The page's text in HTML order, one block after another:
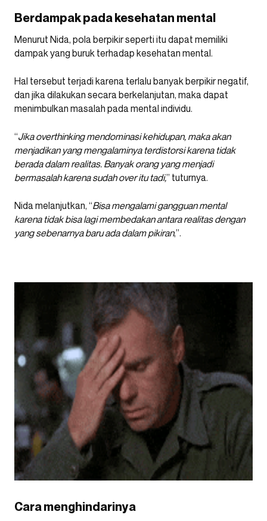
Berdampak pada kesehatan mental
Menurut Nida, pola berpikir seperti itu dapat memiliki
dampak yang buruk terhadap kesehatan mental.
Hal tersebut terjadi karena terlalu banyak berpikir negatif,
dan jika dilakukan secara berkelanjutan, maka dapat
menimbulkan masalah pada mental individu.
“Jika overthinking mendominasi kehidupan, maka akan
menjadikan yang mengalaminya terdistorsi karena tidak
berada dalam realitas. Banyak orang yang menjadi
bermasalah karena sudah over itu tadi,” tuturnya.
Nida melanjutkan, “Bisa mengalami gangguan mental
karena tidak bisa lagi membedakan antara realitas dengan
yang sebenarnya baru ada dalam pikiran,”.
Cara menghindarinya